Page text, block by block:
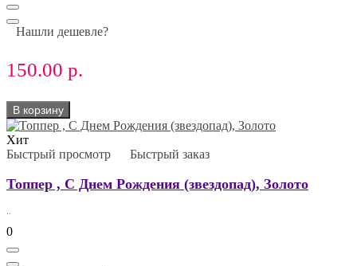
Нашли дешевле?
150.00 р.
В корзину
Хит
Быстрый просмотр
Быстрый заказ
Топпер , С Днем Рождения (звездопад), Золото
0